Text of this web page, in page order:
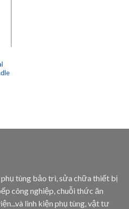
tùng bảo trì, sửa chữa thiết bị
công nghiệp, chuỗi thức ăn
linh kiện phụ tùng, vật tư